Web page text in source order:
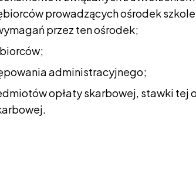
prowadzących ośrodek
przez ten ośrodek;
administracyjnego;
opłaty skarbowej, stawki